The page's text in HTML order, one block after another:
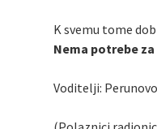
K svemu tome
Nema potrebe
Voditelji: